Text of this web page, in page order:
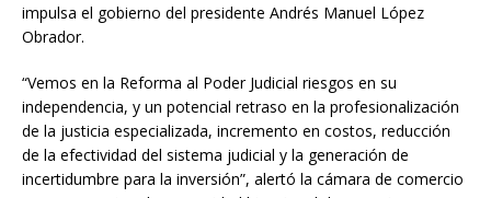
impulsa el gobierno del presidente Andrés Manuel López
Obrador.
“Vemos en la Reforma al Poder Judicial riesgos en su
independencia, y un potencial retraso en la profesionalización
de la justicia especializada, incremento en costos, reducción
de la efectividad del sistema judicial y la generación de
incertidumbre para la inversión”, alertó la cámara de comercio